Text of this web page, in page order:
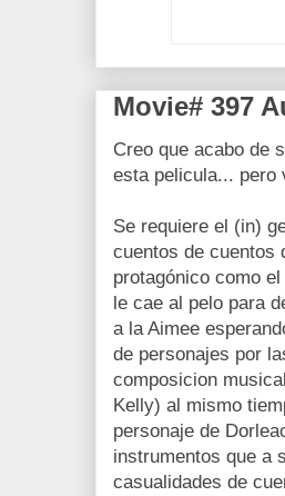
Movie# 397
Creo que acabo de
esta pelicula... pero
Se requiere el (in)
cuentos de cuentos
protagónico como
le cae al pelo para
a la Aimee
de personajes por
composicion
Kelly) al mismo
personaje de
instrumentos que a
casualidades de